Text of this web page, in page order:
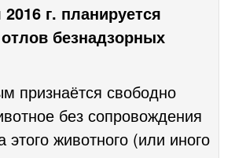
г. планируется
безнадзорных
признаётся свободно
без сопровождения
этого животного (или иного